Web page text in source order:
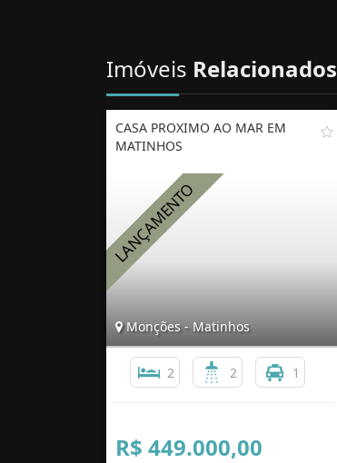
Imóveis Relacionados
CASA PROXIMO AO MAR EM
MATINHOS
Monções - Matinhos
2 2 1
R$ 449.000,00